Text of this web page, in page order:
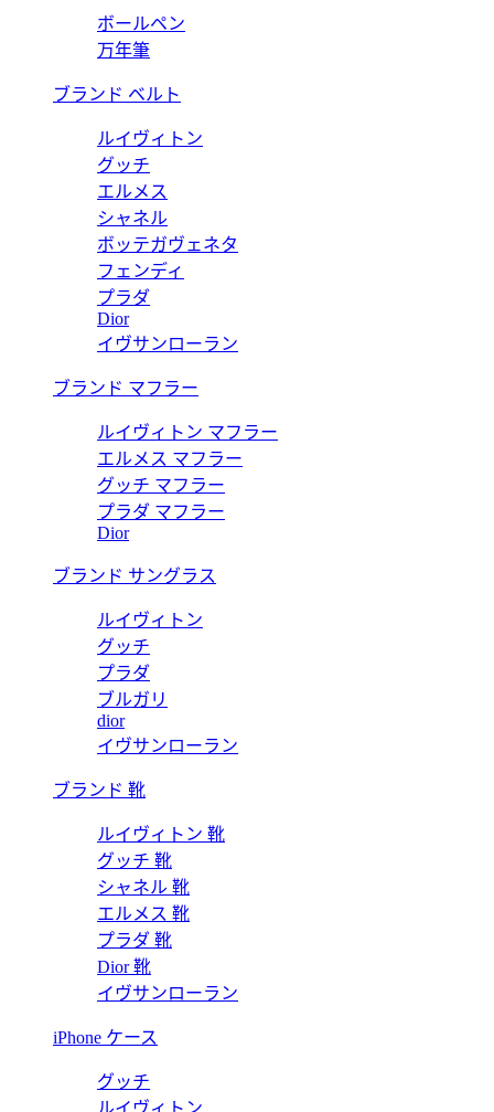
ボールペン
万年筆
ブランド ベルト
ルイヴィトン
グッチ
エルメス
シャネル
ボッテガヴェネタ
フェンディ
プラダ
Dior
イヴサンローラン
ブランド マフラー
ルイヴィトン マフラー
エルメス マフラー
グッチ マフラー
プラダ マフラー
Dior
ブランド サングラス
ルイヴィトン
グッチ
プラダ
ブルガリ
dior
イヴサンローラン
ブランド 靴
ルイヴィトン 靴
グッチ 靴
シャネル 靴
エルメス 靴
プラダ 靴
Dior 靴
イヴサンローラン
iPhone ケース
グッチ
ルイヴィトン